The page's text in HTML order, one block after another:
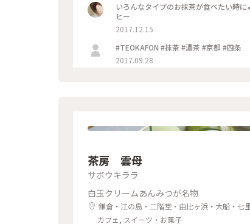
いろんなタイプのお抹茶が食べたい時
ヒー
2017.12.15
#TEOKAFON #抹茶 #濃茶 #京都 #四条
2017.09.28
茶房 雲母
サボウキララ
白玉クリームあんみつが名物
鎌倉・江の島・二階堂・由比ヶ浜・大船・七
カフェ, スイーツ・お菓子